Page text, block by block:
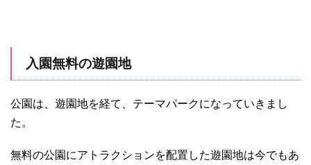
入園無料の遊園地
公園は、遊園地を経て、テーマパークになっていきまし
た。
無料の公園にアトラクションを配置した遊園地は今でもあ